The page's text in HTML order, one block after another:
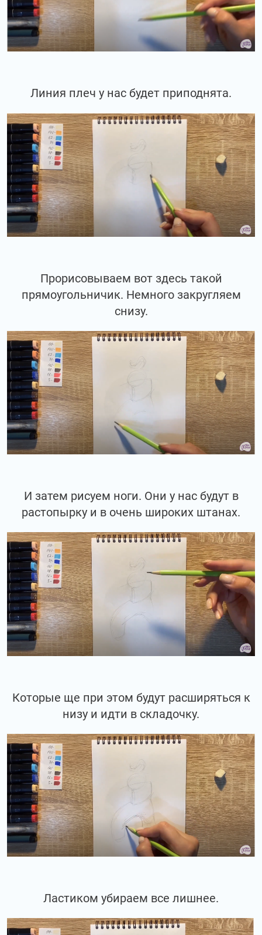
Линия плеч у нас будет приподнята.
Прорисовываем вот здесь такой
прямоугольничик. Немного закругляем
снизу.
И затем рисуем ноги. Они у нас будут в
растопырку и в очень широких штанах.
Которые ще при этом будут расширяться к
низу и идти в складочку.
Ластиком убираем все лишнее.